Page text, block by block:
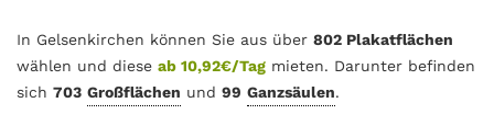
In Gelsenkirchen können Sie aus über 802 Plakatflächen
wählen und diese ab 10,92€/Tag mieten. Darunter befinden
sich 703 Großflächen und 99 Ganzsäulen.